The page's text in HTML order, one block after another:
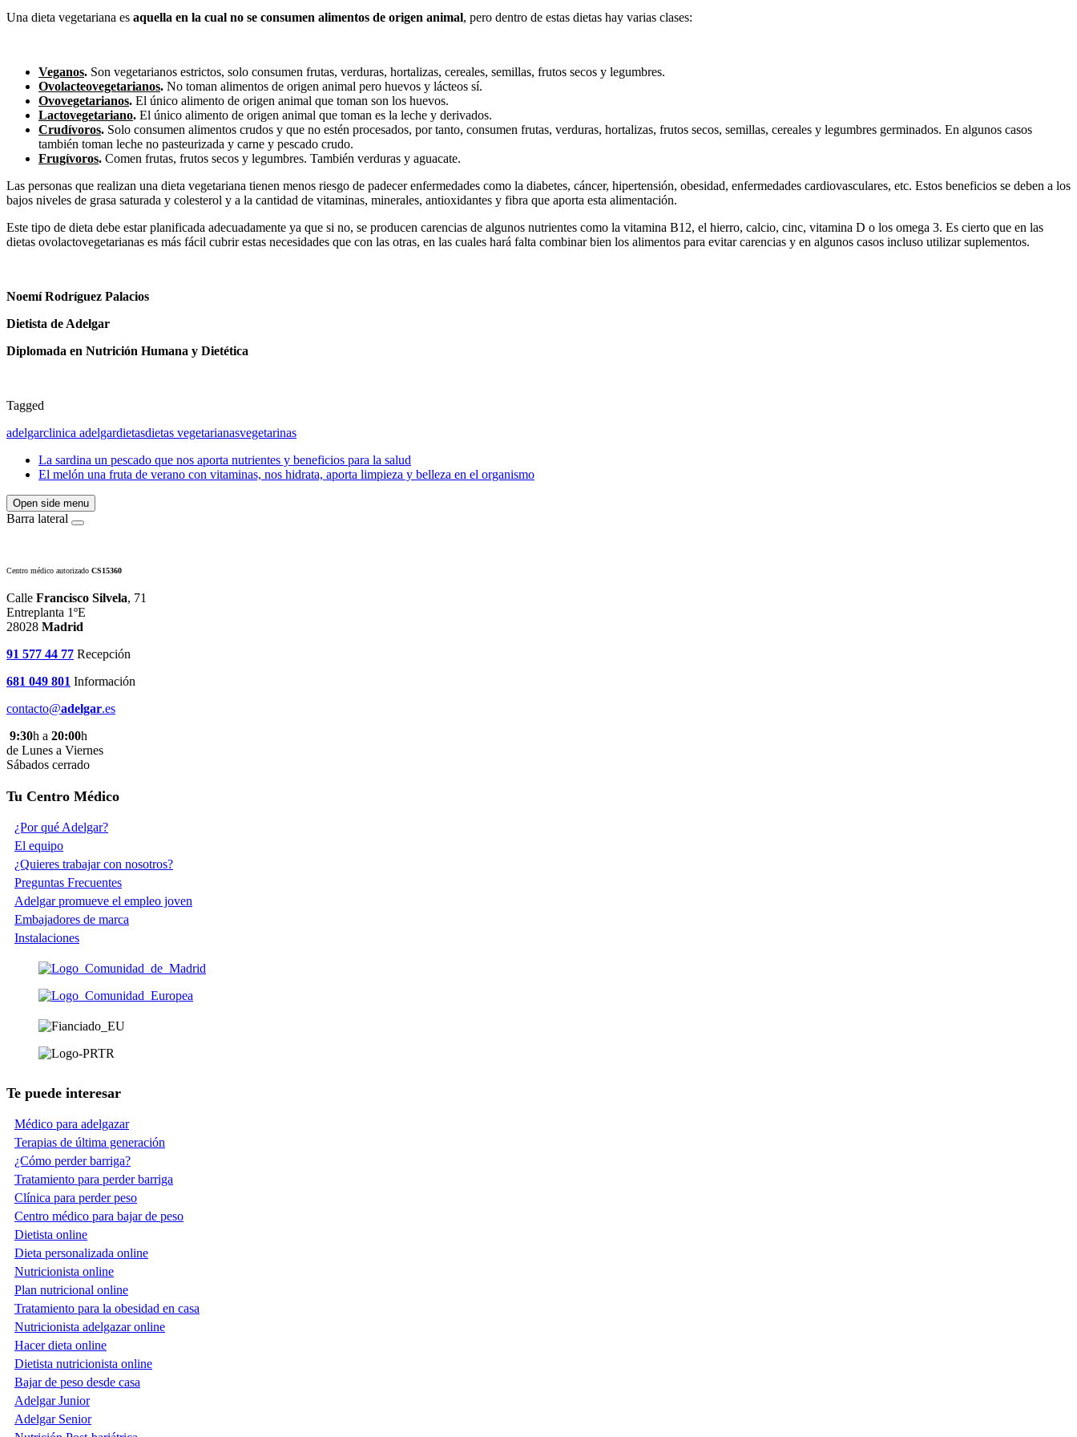
Una dieta vegetariana es aquella en la cual no se consumen alimentos de origen animal, pero dentro de estas dietas hay varias clases:
Veganos. Son vegetarianos estrictos, solo consumen frutas, verduras, hortalizas, cereales, semillas, frutos secos y legumbres.
Ovolacteovegetarianos. No toman alimentos de origen animal pero huevos y lácteos sí.
Ovovegetarianos. El único alimento de origen animal que toman son los huevos.
Lactovegetariano. El único alimento de origen animal que toman es la leche y derivados.
Crudívoros. Solo consumen alimentos crudos y que no estén procesados, por tanto, consumen frutas, verduras, hortalizas, frutos secos, semillas, cereales y legumbres germinados. En algunos casos
también toman leche no pasteurizada y carne y pescado crudo.
Frugívoros. Comen frutas, frutos secos y legumbres. También verduras y aguacate.
Las personas que realizan una dieta vegetariana tienen menos riesgo de padecer enfermedades como la diabetes, cáncer, hipertensión, obesidad, enfermedades cardiovasculares, etc. Estos beneficios se deben a los
bajos niveles de grasa saturada y colesterol y a la cantidad de vitaminas, minerales, antioxidantes y fibra que aporta esta alimentación.
Este tipo de dieta debe estar planificada adecuadamente ya que si no, se producen carencias de algunos nutrientes como la vitamina B12, el hierro, calcio, cinc, vitamina D o los omega 3. Es cierto que en las
dietas ovolactovegetarianas es más fácil cubrir estas necesidades que con las otras, en las cuales hará falta combinar bien los alimentos para evitar carencias y en algunos casos incluso utilizar suplementos.
Noemí Rodríguez Palacios
Dietista de Adelgar
Diplomada en Nutrición Humana y Dietética
Tagged
adelgarclinica adelgardietasdietas vegetarianasvegetarinas
La sardina un pescado que nos aporta nutrientes y beneficios para la salud
El melón una fruta de verano con vitaminas, nos hidrata, aporta limpieza y belleza en el organismo
Open side menu
Barra lateral
Centro médico autorizado CS15360
Calle Francisco Silvela, 71
Entreplanta 1ºE
28028 Madrid
91 577 44 77 Recepción
681 049 801 Información
contacto@adelgar.es
9:30h a 20:00h
de Lunes a Viernes
Sábados cerrado
Tu Centro Médico
¿Por qué Adelgar?
El equipo
¿Quieres trabajar con nosotros?
Preguntas Frecuentes
Adelgar promueve el empleo joven
Embajadores de marca
Instalaciones
Te puede interesar
Médico para adelgazar
Terapias de última generación
¿Cómo perder barriga?
Tratamiento para perder barriga
Clínica para perder peso
Centro médico para bajar de peso
Dietista online
Dieta personalizada online
Nutricionista online
Plan nutricional online
Tratamiento para la obesidad en casa
Nutricionista adelgazar online
Hacer dieta online
Dietista nutricionista online
Bajar de peso desde casa
Adelgar Junior
Adelgar Senior